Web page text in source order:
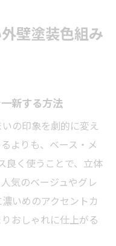
壁塗装色組み
新する方法
の印象を劇的に変え
よりも、ベース・メ
良く使うことで、立体
気のベージュやグレ
いめのアクセントカ
おしゃれに仕上がる